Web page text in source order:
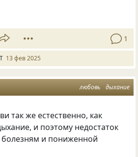
1
13 фев 2025
любовь дыхание
так же естественно, как
и поэтому недостаток
и пониженной